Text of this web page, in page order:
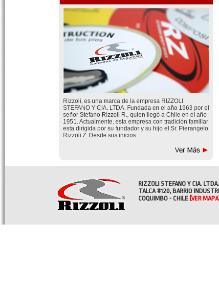
Rizzoli, es una marca de la empresa RIZZOLI
STEFANO Y CIA. LTDA. Fundada en el año 1963 por el
señor Stefano Rizzoli R., quien llegó a Chile en el año
1951. Actualmente, esta empresa con tradición familiar
esta dirigida por su fundador y su hijo el Sr. Pierangelo
Rizzoli Z. Desde sus inicios ....
RIZZOLI STEFANO Y CIA. LTDA.
TALCA #120, BARRIO
COQUIMBO - CHILE [VER